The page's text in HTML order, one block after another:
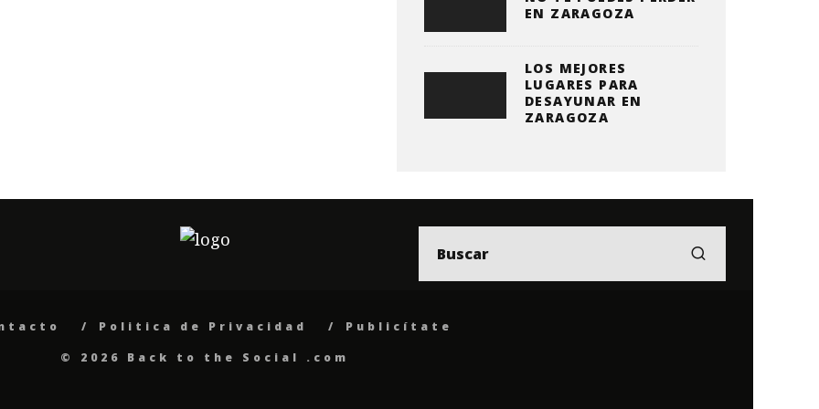
EN ZARAGOZA
LOS MEJORES
LUGARES PARA
DESAYUNAR EN
ZARAGOZA
Politica de Privacidad
Publicítate
© 2026 Back to the Social .com